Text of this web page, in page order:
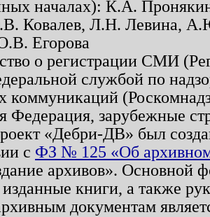
началах): К.А.
Ковалев, Л.Н. Левина,
Егорова
о регистрации СМИ
службой по
коммуникаций
Федерация, зарубежные
«Дебри-ДВ» был
с ФЗ № 125 «Об
архивов». Основной
книги, а также
документам